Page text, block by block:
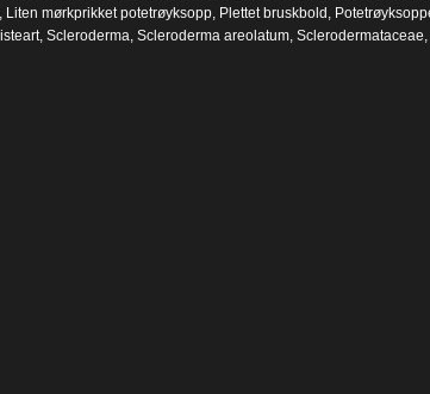
Liten mørkprikket potetrøyksopp, Plettet bruskbold
, Scleroderma Scleroderma areolatum, Sclerodermataceae